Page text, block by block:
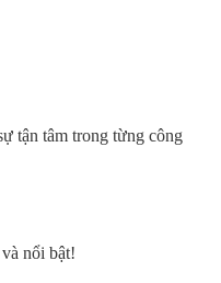
tận tâm trong từng công
nổi bật!